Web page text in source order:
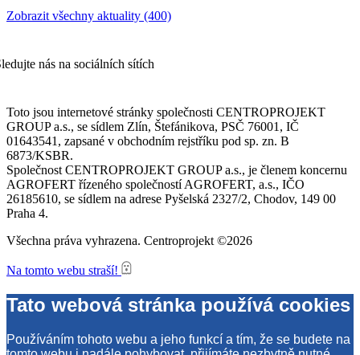
Zobrazit všechny aktuality (400)
nás na sociálních sítích
Toto jsou internetové stránky společnosti CENTROPROJEKT
GROUP a.s., se sídlem Zlín, Štefánikova, PSČ 76001, IČ
01643541, zapsané v obchodním rejstříku pod sp. zn. B
6873/KSBR.
Společnost CENTROPROJEKT GROUP a.s., je členem koncernu
AGROFERT řízeného společností AGROFERT, a.s., IČO
26185610, se sídlem na adrese Pyšelská 2327/2, Chodov, 149 00
Praha 4.
Všechna práva vyhrazena. Centroprojekt ©2026
Na tomto webu straší!
Tato webová stránka používá cookies
Používáním tohoto webu a jeho funkcí a tím, že se budete na